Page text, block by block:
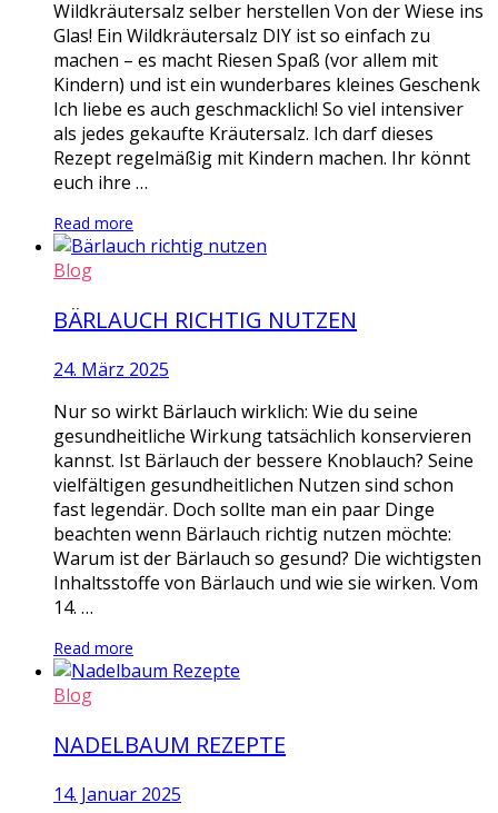
Wildkräutersalz selber herstellen Von der Wiese ins
Glas! Ein Wildkräutersalz DIY ist so einfach zu
machen – es macht Riesen Spaß (vor allem mit
Kindern) und ist ein wunderbares kleines Geschenk
Ich liebe es auch geschmacklich! So viel intensiver
als jedes gekaufte Kräutersalz. Ich darf dieses
Rezept regelmäßig mit Kindern machen. Ihr könnt
euch ihre …
Read more
Blog
BÄRLAUCH RICHTIG NUTZEN
24. März 2025
Nur so wirkt Bärlauch wirklich: Wie du seine
gesundheitliche Wirkung tatsächlich konservieren
kannst. Ist Bärlauch der bessere Knoblauch? Seine
vielfältigen gesundheitlichen Nutzen sind schon
fast legendär. Doch sollte man ein paar Dinge
beachten wenn Bärlauch richtig nutzen möchte:
Warum ist der Bärlauch so gesund? Die wichtigsten
Inhaltsstoffe von Bärlauch und wie sie wirken. Vom
14. …
Read more
Blog
NADELBAUM REZEPTE
14. Januar 2025